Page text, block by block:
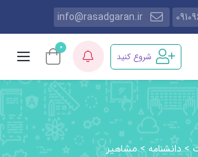
info@rasadgaran.ir
شروع کنید
0
>دانشنامه>مشاهیر